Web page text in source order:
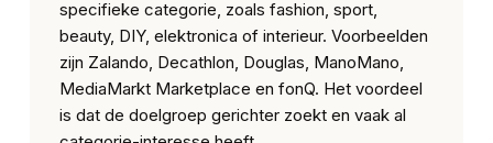
specifieke categorie, zoals fashion, sport,
beauty, DIY, elektronica of interieur. Voorbeelden
zijn Zalando, Decathlon, Douglas, ManoMano,
MediaMarkt Marketplace en fonQ. Het voordeel
is dat de doelgroep gerichter zoekt en vaak al